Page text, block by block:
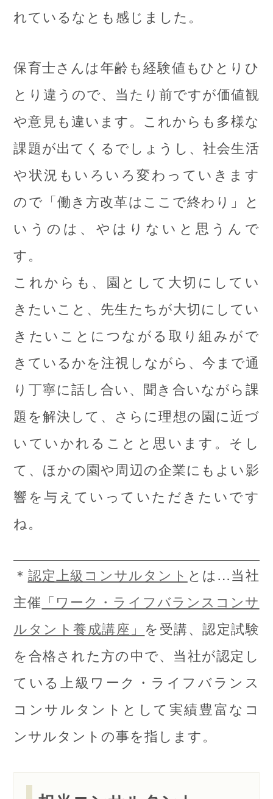
れているなとも感じました。
保育士さんは年齢も経験値もひとりひ
とり違うので、当たり前ですが価値観
や意見も違います。これからも多様な
課題が出てくるでしょうし、社会生活
や状況もいろいろ変わっていきます
ので「働き方改革はここで終わり」と
いうのは、やはりないと思うんで
す。
これからも、園として大切にしてい
きたいこと、先生たちが大切にしてい
きたいことにつながる取り組みがで
きているかを注視しながら、今まで通
り丁寧に話し合い、聞き合いながら課
題を解決して、さらに理想の園に近づ
いていかれることと思います。そし
て、ほかの園や周辺の企業にもよい影
響を与えていっていただきたいです
ね。
＊ 認定上級コンサルタント とは…当社
主催 「ワーク・ライフバランスコンサ
ルタント養成講座」 を受講、認定試験
を合格された方の中で、当社が認定し
ている上級ワーク・ライフバランス
コンサルタントとして実績豊富なコ
ンサルタントの事を指します。